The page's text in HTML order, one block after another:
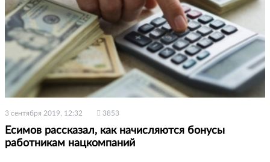
3 сентября 2019, 12:32 3853
Есимов рассказал, как начисляются бонусы
работникам нацкомпаний